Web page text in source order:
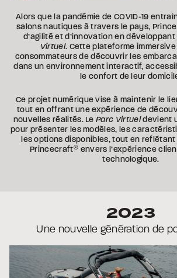
Alors que la pandémie de COVID-19
salons nautiques à travers le pays,
d’agilité et d’innovation en
Virtuel. Cette plateforme
consommateurs de découvrir les
dans un environnement interactif,
le confort de leur
Ce projet numérique vise à maintenir le
tout en offrant une expérience de
nouvelles réalités. LeParc Virtueldevient
pour présenter les modèles, les
les options disponibles, tout en reflétant
Princecraft® envers l’expérience
technologique.
2023
Une nouvelle génération de